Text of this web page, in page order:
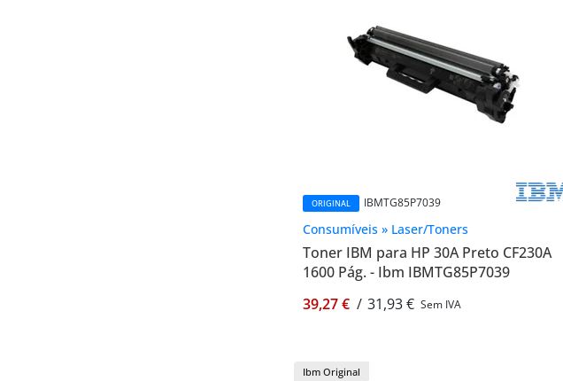
ORIGINAL IBMTG85P7039
Consumíveis » Laser/Toners
Toner IBM para HP 30A Preto CF230A
1600 Pág. - Ibm IBMTG85P7039
39,27 € / 31,93 € Sem IVA
Ibm Original